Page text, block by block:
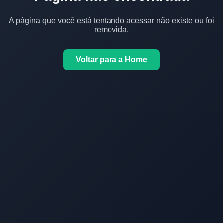
A página que você está tentando acessar não existe ou foi
removida.
Voltar para a Home